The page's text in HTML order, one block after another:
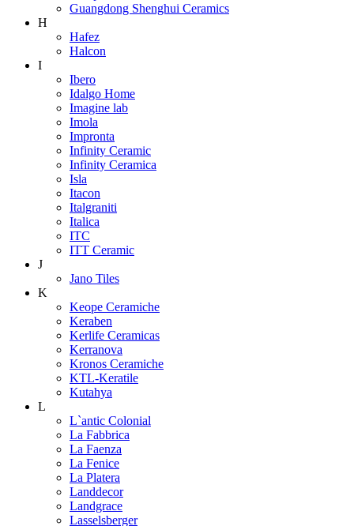
Guangdong Shenghui Ceramics
H
Hafez
Halcon
I
Ibero
Idalgo Home
Imagine lab
Imola
Impronta
Infinity Ceramic
Infinity Ceramica
Isla
Itacon
Italgraniti
Italica
ITC
ITT Ceramic
J
Jano Tiles
K
Keope Ceramiche
Keraben
Kerlife Ceramicas
Kerranova
Kronos Ceramiche
KTL-Keratile
Kutahya
L
L`antic Colonial
La Fabbrica
La Faenza
La Fenice
La Platera
Landdecor
Landgrace
Lasselsberger